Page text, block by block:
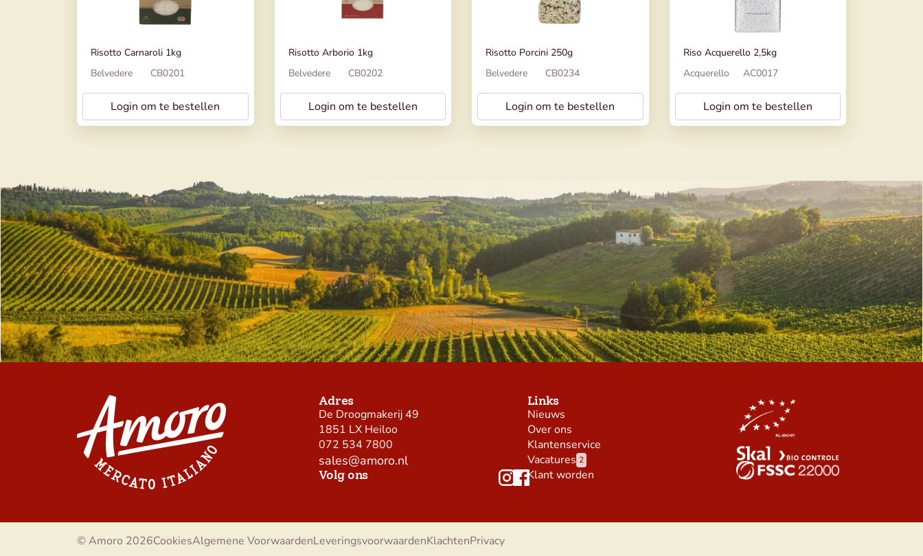
Risotto Carnaroli 1kg
Belvedere
CB0201
Login om te bestellen
Risotto Arborio 1kg
Belvedere
CB0202
Login om te bestellen
Risotto Porcini 250g
Belvedere
CB0234
Login om te bestellen
Riso Acquerello 2,5kg
Acquerello
AC0017
Login om te bestellen
Adres
De Droogmakerij 49
1851 LX Heiloo
072 534 7800
sales@amoro.nl
Volg ons
Links
Nieuws
Over ons
Klantenservice
Vacatures 2
Klant worden
© Amoro 2026CookiesAlgemene VoorwaardenLeveringsvoorwaardenKlachtenPrivacy